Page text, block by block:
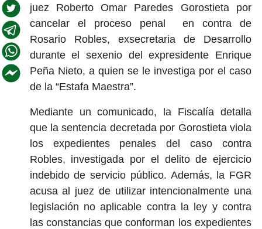
juez Roberto Omar Paredes Gorostieta por
cancelar el proceso penal en contra de
Rosario Robles, exsecretaria de Desarrollo
durante el sexenio del expresidente Enrique
Peña Nieto, a quien se le investiga por el caso
de la “Estafa Maestra”.
Mediante un comunicado, la Fiscalía detalla
que la sentencia decretada por Gorostieta viola
los expedientes penales del caso contra
Robles, investigada por el delito de ejercicio
indebido de servicio público. Además, la FGR
acusa al juez de utilizar intencionalmente una
legislación no aplicable contra la ley y contra
las constancias que conforman los expedientes